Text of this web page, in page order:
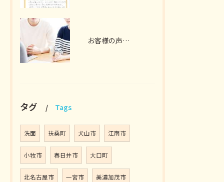
お客様の声 ～犬山市 S様 2世帯リノベーション～
タグ Tags
洗面 扶桑町 犬山市 江南市
小牧市 春日井市 大口町
北名古屋市 一宮市 美濃加茂市